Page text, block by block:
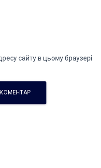
сайту в цьому браузері